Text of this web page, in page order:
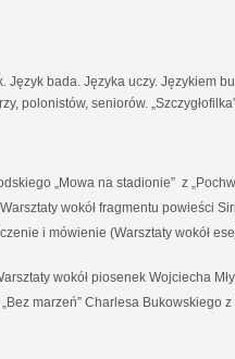
Język bada. Języka uczy. Językiem
polonistów, seniorów.
„Mowa na stadionie” z
wokół fragmentu powieści
i mówienie (Warsztaty wokół
wokół piosenek Wojciecha
marzeń” Charlesa Bukowskiego